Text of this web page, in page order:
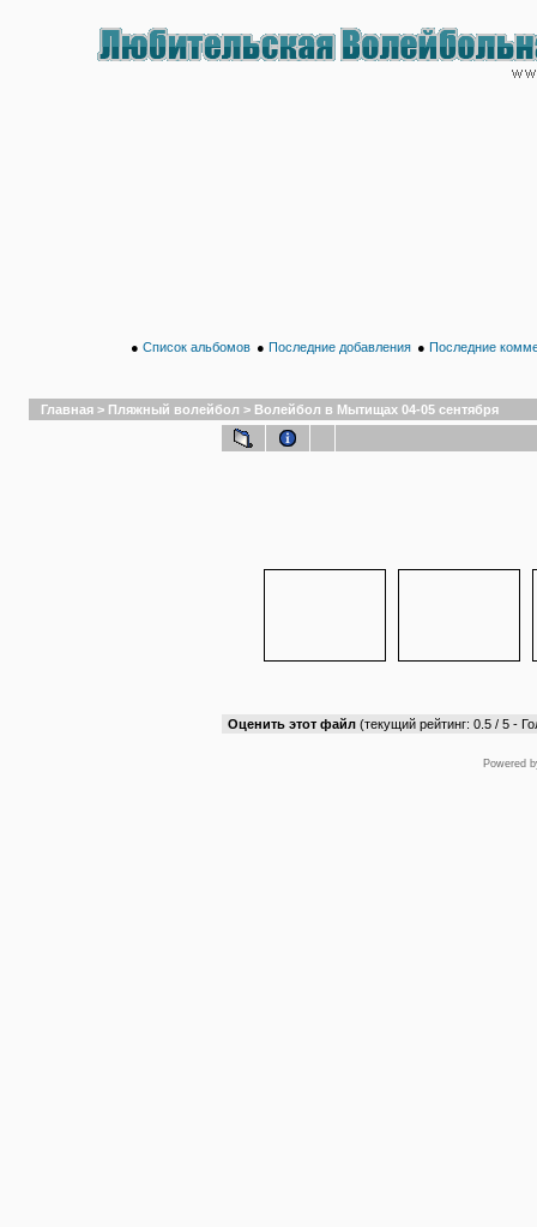
● Список альбомов ● Последние добавления ● Последние
Главная > Пляжный волейбол > Волейбол в Мытищах 04-05 сентября
Оценить этот файл (текущий рейтинг: 0.5 / 5 -
Powered